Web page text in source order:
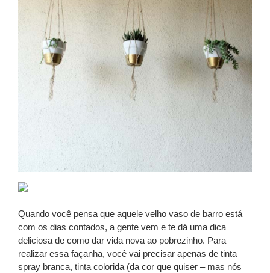
Quando você pensa que aquele velho vaso de barro está
com os dias contados, a gente vem e te dá uma dica
deliciosa de como dar vida nova ao pobrezinho. Para
realizar essa façanha, você vai precisar apenas de tinta
spray branca, tinta colorida (da cor que quiser – mas nós